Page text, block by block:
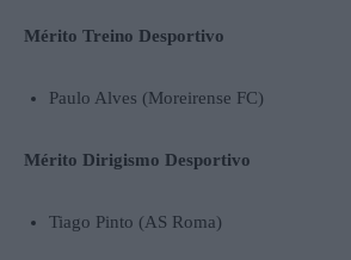
Mérito Treino Desportivo
Paulo Alves (Moreirense FC)
Mérito Dirigismo Desportivo
Tiago Pinto (AS Roma)